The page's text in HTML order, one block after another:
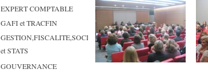
EXPERT COMPTABLE
GAFI et TRACFIN
GESTION,FISCALITE,SOCIAL
et STATS
GOUVERNANCE